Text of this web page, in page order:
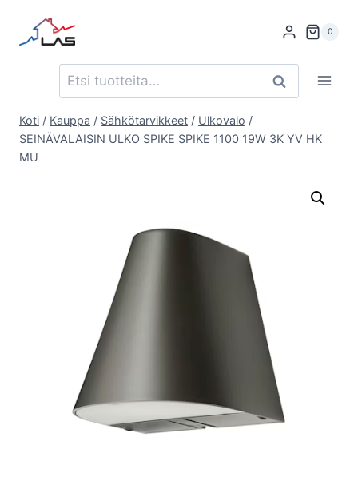
sisältöön
0
Etsi: Haku
Koti / Kauppa / Sähkötarvikkeet / Ulkovalo /
SEINÄVALAISIN ULKO SPIKE SPIKE 1100 19W 3K YV HK
MU